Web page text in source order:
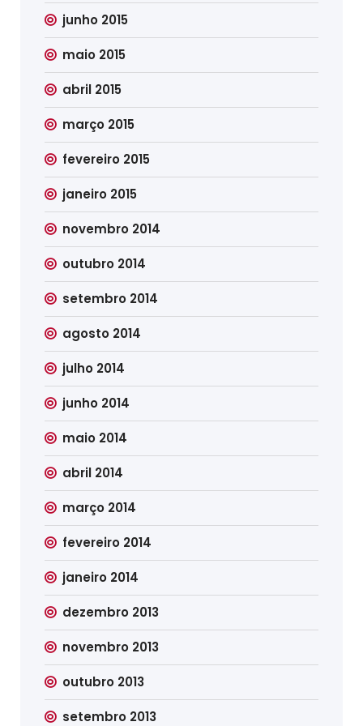
junho 2015
maio 2015
abril 2015
março 2015
fevereiro 2015
janeiro 2015
novembro 2014
outubro 2014
setembro 2014
agosto 2014
julho 2014
junho 2014
maio 2014
abril 2014
março 2014
fevereiro 2014
janeiro 2014
dezembro 2013
novembro 2013
outubro 2013
setembro 2013